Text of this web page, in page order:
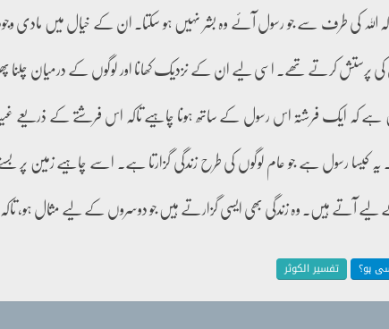
کہ اللہ کی طرف سے جو رسول آئے وہ بشر نہیں ہو سکتا۔ ان کے خیال میں مادی وجود
پرستش کرتے تھے۔ اسی لیے ان کے نزدیک کھانا اور لوگوں کے درمیان چلنا
ایک فرشتہ اس رسول کے ساتھ ہونا چاہیے تاکہ اس فرشتے کے ذریعے غیب کے
یہ کیسا رسول ہے جو عام لوگوں کی طرح زندگی گزارتا ہے۔ اسے چاہیے زمین پر
آتے ہیں۔ وہ زندگی بھی ایسی گزارتے ہیں جو دوسروں کے لیے مثال ہو،
ہو؟ تفسیر الکوثر